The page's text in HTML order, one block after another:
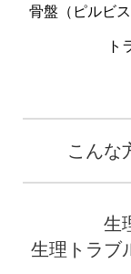
骨盤（ピルビ
ト
こんな
生
生理トラブ